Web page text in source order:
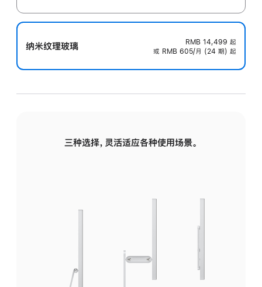
纳米纹理玻璃 RMB 14,499 起
或 RMB 605/月 (24 期) 起
三种选择，灵活适应各种使用场景。